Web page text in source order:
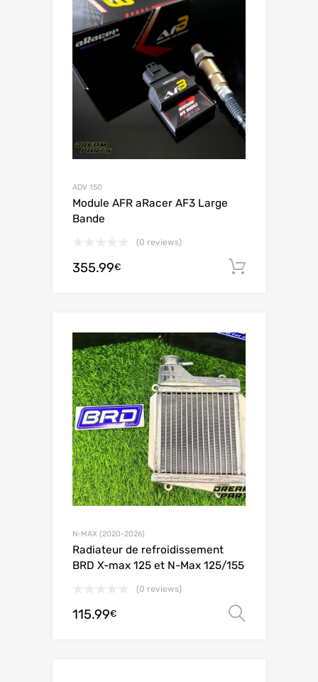
ADV 150
Module AFR aRacer AF3 Large
Bande
(0 reviews)
355.99€
N-MAX (2020-2026)
Radiateur de refroidissement
BRD X-max 125 et N-Max 125/155
(0 reviews)
115.99€